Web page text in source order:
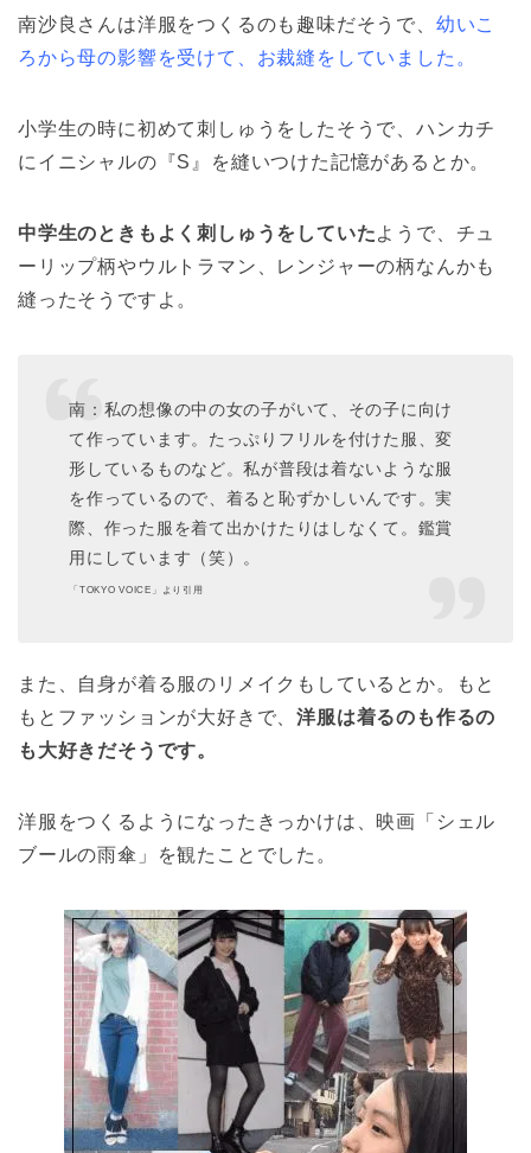
南沙良さんは洋服をつくるのも趣味だそうで、 幼いこ
ろから母の影響を受けて、お裁縫をしていました。
小学生の時に初めて刺しゅうをしたそうで、ハンカチ
にイニシャルの『S』を縫いつけた記憶があるとか。
中学生のときもよく刺しゅうをしていたようで、チュ
ーリップ柄やウルトラマン、レンジャーの柄なんかも
縫ったそうですよ。
南：私の想像の中の女の子がいて、その子に向け
て作っています。たっぷりフリルを付けた服、変
形しているものなど。私が普段は着ないような服
を作っているので、着ると恥ずかしいんです。実
際、作った服を着て出かけたりはしなくて。鑑賞
用にしています（笑）。
「TOKYO VOICE」より引用
また、自身が着る服のリメイクもしているとか。もと
もとファッションが大好きで、洋服は着るのも作るの
も大好きだそうです。
洋服をつくるようになったきっかけは、映画「シェル
ブールの雨傘」を観たことでした。